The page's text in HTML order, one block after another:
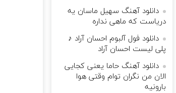
دانلود آهنگ سهیل ماسان یه
دریاست که ماهی نداره
دانلود فول آلبوم احسان آراد ♪
پلی لیست احسان آراد
دانلود آهنگ حاما یعنی کجایی
الان من نگران توام وقتی هوا
بارونیه